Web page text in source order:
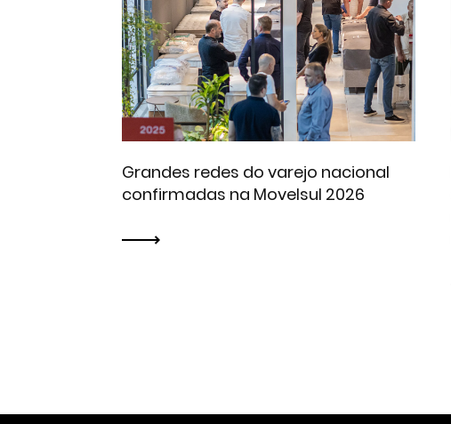
Grandes redes do varejo nacional
confirmadas na Movelsul 2026